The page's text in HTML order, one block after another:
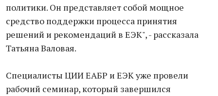
политики. Он представляет собой мощное
средство поддержки процесса принятия
решений и рекомендаций в ЕЭК", - рассказала
Татьяна Валовая.
Специалисты ЦИИ ЕАБР и ЕЭК уже провели
рабочий семинар, который завершился